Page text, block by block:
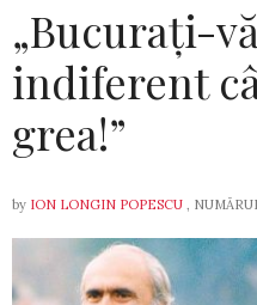
„Bucurați-
indiferent
grea!”
by ION LONGIN POPESCU ,